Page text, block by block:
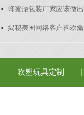
蜂蜜瓶包装厂家应该做
揭秘美国网络客户喜欢
吹塑玩具定制